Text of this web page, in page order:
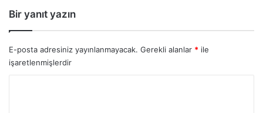
Bir yanıt yazın
E-posta adresiniz yayınlanmayacak. Gerekli alanlar * ile
işaretlenmişlerdir